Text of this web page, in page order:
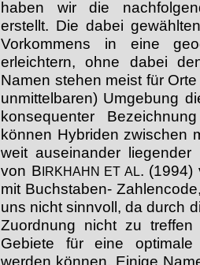
haben wir die
erstellt. Die dabei
Vorkommens in eine
erleichtern, ohne dabei
Namen stehen meist für
unmittelbaren) Umgebung
konsequenter
können Hybriden zwischen
weit auseinander
von BIRKHAHN ET AL. (1994)
mit Buchstaben-
uns nicht sinnvoll, da durch
Zuordnung nicht zu
Gebiete für eine
werden können. Einige